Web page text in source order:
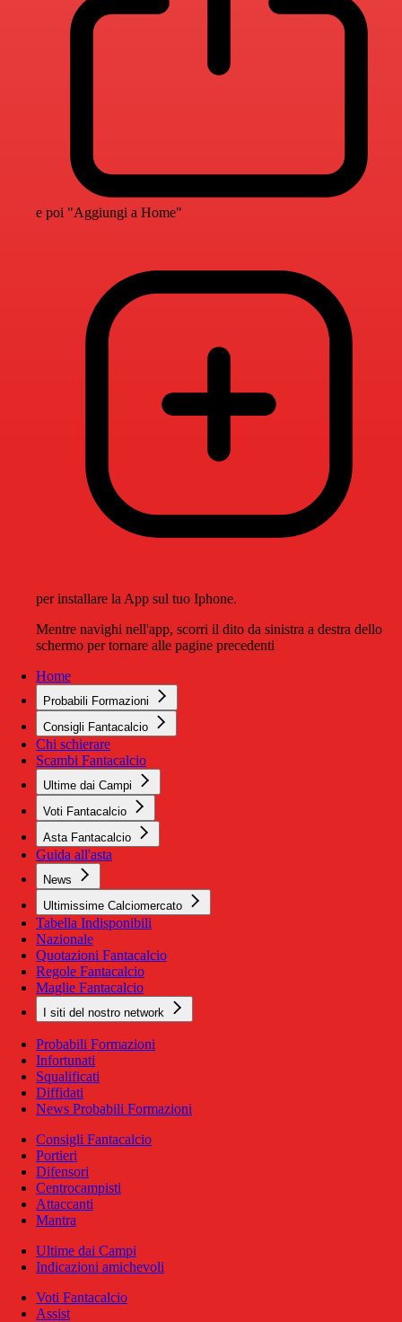
e poi "Aggiungi a Home"
per installare la App sul tuo Iphone.
Mentre navighi nell'app, scorri il dito da sinistra a destra dello
schermo per tornare alle pagine precedenti
Home
Probabili Formazioni
Consigli Fantacalcio
Chi schierare
Scambi Fantacalcio
Ultime dai Campi
Voti Fantacalcio
Asta Fantacalcio
Guida all'asta
News
Ultimissime Calciomercato
Tabella Indisponibili
Nazionale
Quotazioni Fantacalcio
Regole Fantacalcio
Maglie Fantacalcio
I siti del nostro network
Probabili Formazioni
Infortunati
Squalificati
Diffidati
News Probabili Formazioni
Consigli Fantacalcio
Portieri
Difensori
Centrocampisti
Attaccanti
Mantra
Ultime dai Campi
Indicazioni amichevoli
Voti Fantacalcio
Assist